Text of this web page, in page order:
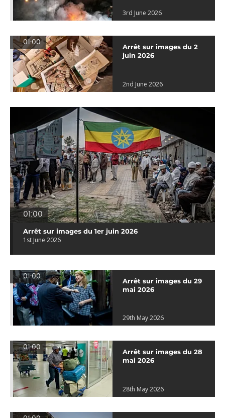
3rd June 2026
01:00
Arrêt sur images du 2
juin 2026
2nd June 2026
01:00
Arrêt sur images du 1er juin 2026
1st June 2026
01:00
Arrêt sur images du 29
mai 2026
29th May 2026
01:00
Arrêt sur images du 28
mai 2026
28th May 2026